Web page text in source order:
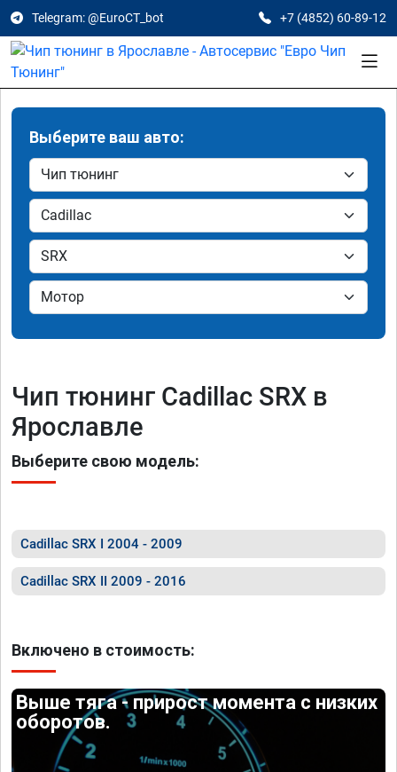
Telegram: @EuroCT_bot +7 (4852) 60-89-12
Выберите ваш авто:
Чип тюнинг Cadillac SRX в
Ярославле
Выберите свою модель:
Cadillac SRX I 2004 - 2009
Cadillac SRX II 2009 - 2016
Включено в стоимость:
Выше тяга - прирост момента с низких
оборотов.